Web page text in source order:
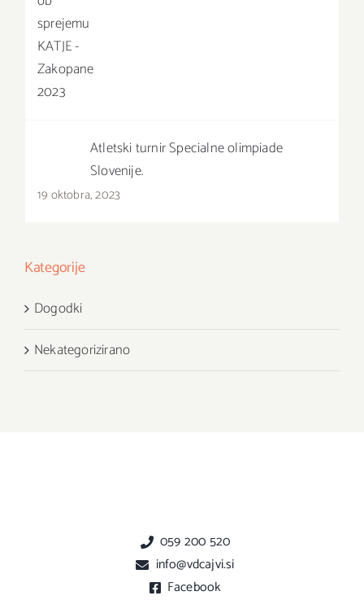
Atletski turnir Specialne olimpiade
Slovenije.
19 oktobra, 2023
Kategorije
Dogodki
Nekategorizirano
059 200 520
info@vdcajvi.si
Facebook